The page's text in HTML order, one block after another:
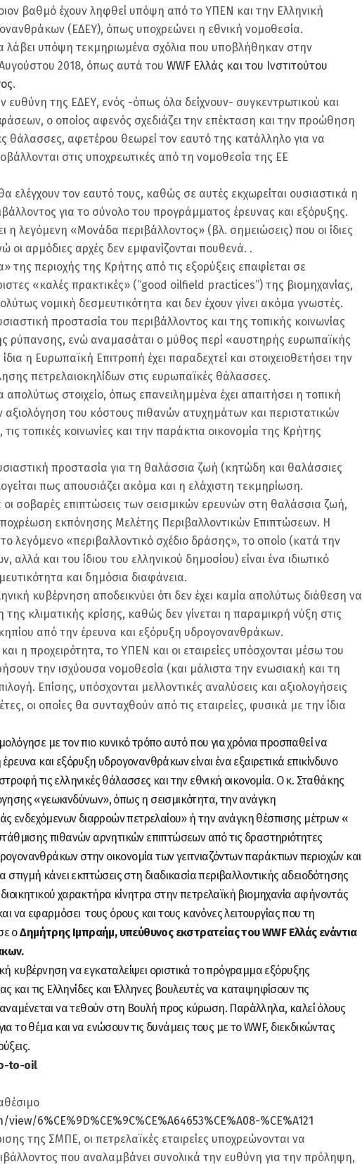
βαθμό έχουν ληφθεί υπόψη από το ΥΠΕΝ και την Ελληνική
(ΕΔΕΥ), όπως υποχρεώνει η εθνική νομοθεσία.
λάβει υπόψη τεκμηριωμένα σχόλια που υποβλήθηκαν στην
2018, όπως αυτά του WWF Ελλάς και του Ινστιτούτου
.
ευθύνη της ΕΔΕΥ, ενός -όπως όλα δείχνουν- συγκεντρωτικού και
ο οποίος αφενός σχεδιάζει την επέκταση και την προώθηση
θάλασσες, αφετέρου θεωρεί τον εαυτό της κατάλληλο για να
στις υποχρεωτικές από τη νομοθεσία της ΕΕ
θα ελέγχουν τον εαυτό τους, καθώς σε αυτές εκχωρείται ουσιαστικά η
για το σύνολο του προγράμματος έρευνας και εξόρυξης.
η λεγόμενη «Μονάδα περιβάλλοντος» (βλ. σημειώσεις) που οι ίδιες
οι αρμόδιες αρχές δεν εμφανίζονται πουθενά. .
της περιοχής της Κρήτης από τις εξορύξεις επαφίεται σε
«καλές πρακτικές» (“good oilfield practices”) της βιομηχανίας,
νομική δεσμευτικότητα και δεν έχουν γίνει ακόμα γνωστές.
προστασία του περιβάλλοντος και της τοπικής κοινωνίας
ρύπανσης, ενώ αναμασάται ο μύθος περί «αυστηρής ευρωπαϊκής
η Ευρωπαϊκή Επιτροπή έχει παραδεχτεί και στοιχειοθετήσει την
πετρελαιοκηλίδων στις ευρωπαϊκές θάλασσες.
απολύτως στοιχείο, όπως επανειλημμένα έχει απαιτήσει η τοπική
αξιολόγηση του κόστους πιθανών ατυχημάτων και περιστατικών
τοπικές κοινωνίες και την παράκτια οικονομία της Κρήτης
προστασία για τη θαλάσσια ζωή (κητώδη και θαλάσσιες
πως απουσιάζει ακόμα και η ελάχιστη τεκμηρίωση.
οι σοβαρές επιπτώσεις των σεισμικών ερευνών στη θαλάσσια ζωή,
εκπόνησης Μελέτης Περιβαλλοντικών Επιπτώσεων. Η
λεγόμενο «περιβαλλοντικό σχέδιο δράσης», το οποίο (κατά την
αλλά και του ίδιου του ελληνικού δημοσίου) είναι ένα ιδιωτικό
και δημόσια διαφάνεια.
κυβέρνηση αποδεικνύει ότι δεν έχει καμία απολύτως διάθεση να
κλιματικής κρίσης, καθώς δεν γίνεται η παραμικρή νύξη στις
από την έρευνα και εξόρυξη υδρογονανθράκων.
η προχειρότητα, το ΥΠΕΝ και οι εταιρείες υπόσχονται μέσω του
την ισχύουσα νομοθεσία (και μάλιστα την ενωσιακή και τη
Επίσης, υπόσχονται μελλοντικές αναλύσεις και αξιολογήσεις
οι οποίες θα συνταχθούν από τις εταιρείες, φυσικά με την ίδια
με τον πιο κυνικό τρόπο αυτό που για χρόνια προσπαθεί να
και εξόρυξη υδρογονανθράκων είναι ένα εξαιρετικά επικίνδυνο
τις ελληνικές θάλασσες και την εθνική οικονομία. Ο κ. Σταθάκης
«γεωκινδύνων», όπως η σεισμικότητα, την ανάγκη
ενδεχόμενων διαρροών πετρελαίου» ή την ανάγκη θέσπισης μέτρων «
πιθανών αρνητικών επιπτώσεων από τις δραστηριότητες
στην οικονομία των γειτνιαζόντων παράκτιων περιοχών και
στιγμή κάνει εκπτώσεις στη διαδικασία περιβαλλοντικής αδειοδότησης
χαρακτήρα κίνητρα στην πετρελαϊκή βιομηχανία αφήνοντάς
να εφαρμόσει τους όρους και τους κανόνες λειτουργίας που τη
οΔημήτρης Ιμπραήμ, υπεύθυνος εκστρατείας του WWF Ελλάς ενάντια
κυβέρνηση να εγκαταλείψει οριστικά το πρόγραμμα εξόρυξης
τις Ελληνίδες και Έλληνες βουλευτές να καταψηφίσουν τις
να τεθούν στη Βουλή προς κύρωση. Παράλληλα, καλεί όλους
το θέμα και να ενώσουν τις δυνάμεις τους με το WWF, διεκδικώντας
to-oil
6%CE%9D%CE%9C%CE%A64653%CE%A08-%CE%A121
της ΣΜΠΕ, οι πετρελαϊκές εταιρείες υποχρεώνονται να
που αναλαμβάνει συνολικά την ευθύνη για την πρόληψη,